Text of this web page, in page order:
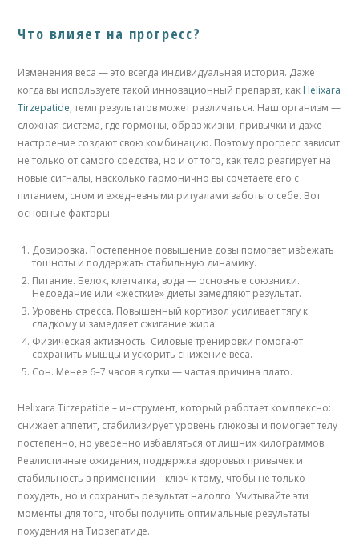
Что влияет на прогресс?
Изменения веса — это всегда индивидуальная история. Даже
когда вы используете такой инновационный препарат, как Helixara
Tirzepatide, темп результатов может различаться. Наш организм —
сложная система, где гормоны, образ жизни, привычки и даже
настроение создают свою комбинацию. Поэтому прогресс зависит
не только от самого средства, но и от того, как тело реагирует на
новые сигналы, насколько гармонично вы сочетаете его с
питанием, сном и ежедневными ритуалами заботы о себе. Вот
основные факторы.
Дозировка. Постепенное повышение дозы помогает избежать
тошноты и поддержать стабильную динамику.
Питание. Белок, клетчатка, вода — основные союзники.
Недоедание или «жесткие» диеты замедляют результат.
Уровень стресса. Повышенный кортизол усиливает тягу к
сладкому и замедляет сжигание жира.
Физическая активность. Силовые тренировки помогают
сохранить мышцы и ускорить снижение веса.
Сон. Менее 6–7 часов в сутки — частая причина плато.
Helixara Tirzepatide – инструмент, который работает комплексно:
снижает аппетит, стабилизирует уровень глюкозы и помогает телу
постепенно, но уверенно избавляться от лишних килограммов.
Реалистичные ожидания, поддержка здоровых привычек и
стабильность в применении – ключ к тому, чтобы не только
похудеть, но и сохранить результат надолго. Учитывайте эти
моменты для того, чтобы получить оптимальные результаты
похудения на Тирзепатиде.